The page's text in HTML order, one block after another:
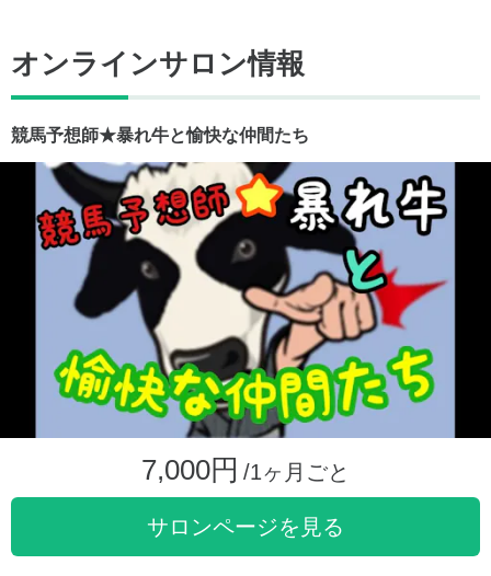
オンラインサロン情報
競馬予想師★暴れ牛と愉快な仲間たち
7,000円 /1ヶ月ごと
サロンページを見る